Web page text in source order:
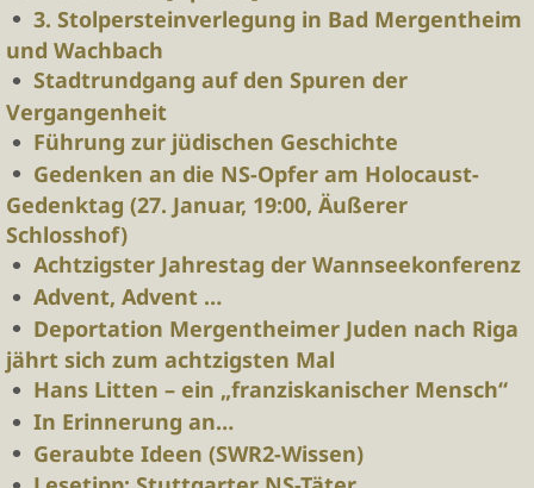
3. Stolpersteinverlegung in Bad Mergentheim
und Wachbach
Stadtrundgang auf den Spuren der
Vergangenheit
Führung zur jüdischen Geschichte
Gedenken an die NS-Opfer am Holocaust-
Gedenktag (27. Januar, 19:00, Äußerer
Schlosshof)
Achtzigster Jahrestag der Wannseekonferenz
Advent, Advent …
Deportation Mergentheimer Juden nach Riga
jährt sich zum achtzigsten Mal
Hans Litten – ein „franziskanischer Mensch“
In Erinnerung an…
Geraubte Ideen (SWR2-Wissen)